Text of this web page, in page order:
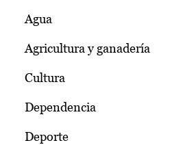
Agua
Agricultura y ganadería
Cultura
Dependencia
Deporte